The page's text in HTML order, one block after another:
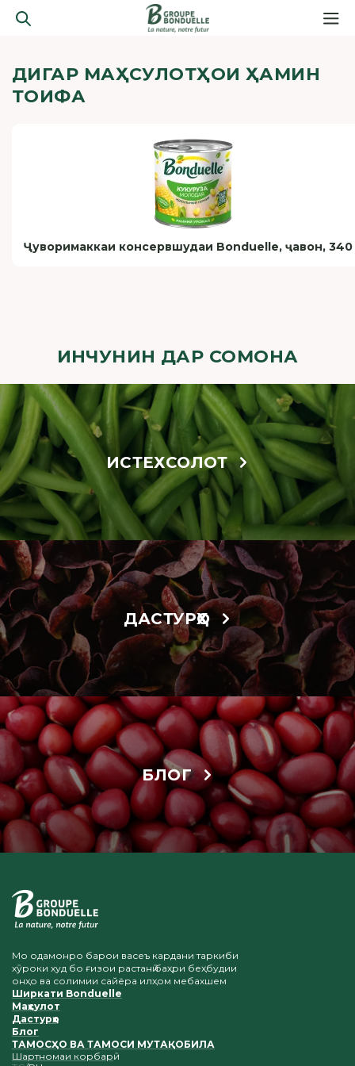
ДИГАР МАҲСУЛОТҲОИ ҲАМИН
ТОИФА
Ҷуворимаккаи консервшудаи Bonduelle, ҷавон, 340
ИНЧУНИН ДАР СОМОНА
ИСТЕХСОЛОТ
ДАСТУРҲО
БЛОГ
Мо одамонро барои васеъ кардани таркиби
хӯроки худ бо ғизои растанӣ баҳри беҳбудии
онҳо ва солимии сайёра илҳом мебахшем
Ширкати Bonduelle
Маҳсулот
Дастурҳо
Блог
ТАМОСҲО ВА ТАМОСИ МУТАҚОБИЛА
Шартномаи корбарӣ